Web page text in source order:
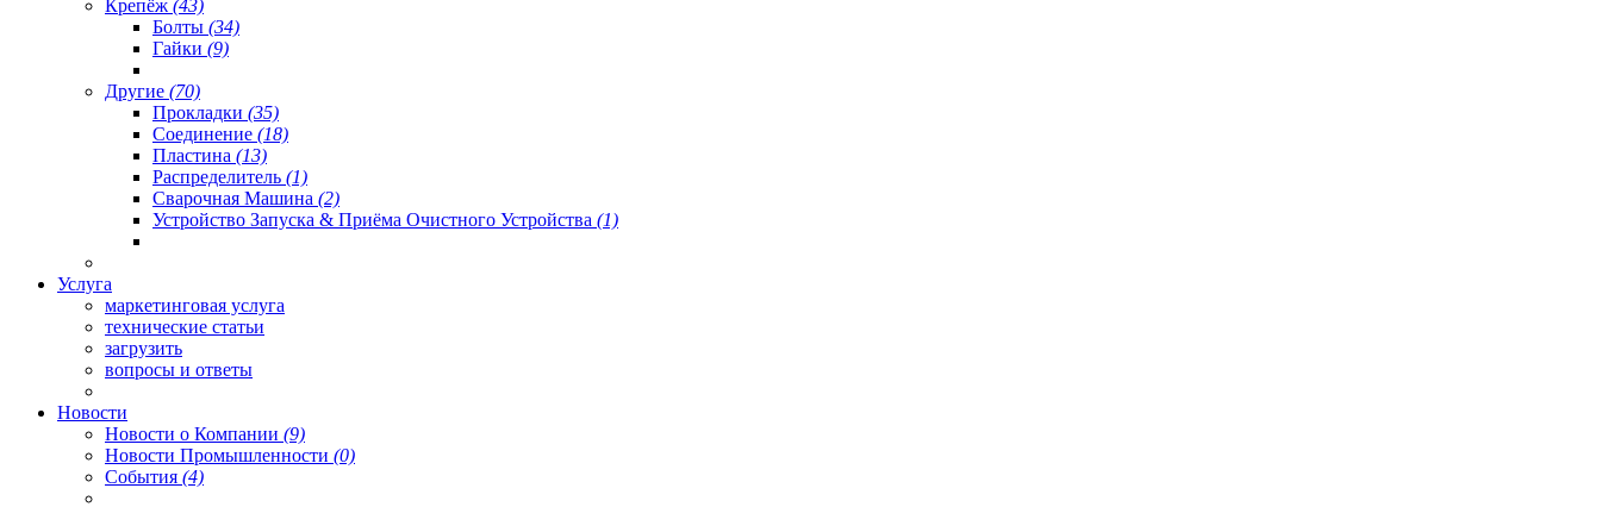
Крепёж (43)
Болты (34)
Гайки (9)
Другие (70)
Прокладки (35)
Соединение (18)
Пластина (13)
Распределитель (1)
Сварочная Машина (2)
Устройство Запуска & Приёма Очистного Устройства (1)
Услуга
маркетинговая услуга
технические статьи
загрузить
вопросы и ответы
Новости
Новости о Компании (9)
Новости Промышленности (0)
События (4)